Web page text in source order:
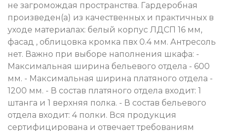
не загромождая пространства. Гардеробная
произведен(а) из качественных и практичных в
уходе материалах: белый корпус ЛДСП 16 мм,
фасад , облицовка кромка пвх 0.4 мм. Антресоль
нет. Важно при выборе наполнения шкафа: -
Максимальная ширина бельевого отдела - 600
мм. - Максимальная ширина платяного отдела -
1200 мм. - В состав платяного отдела входит: 1
штанга и 1 верхняя полка. - В состав бельевого
отдела входит: 4 полки. Вся продукция
сертифицирована и отвечает требованиям